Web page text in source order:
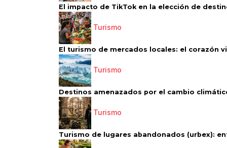
El impacto de TikTok en la elección de
Turismo
El turismo de mercados locales: el corazón
Turismo
Destinos amenazados por el cambio
Turismo
Turismo de lugares abandonados (urbex):